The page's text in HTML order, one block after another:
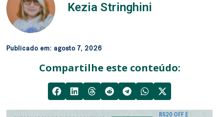
Kezia Stringhini
Publicado em:agosto 7, 2026
Compartilhe este conteúdo: